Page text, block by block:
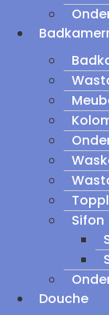
Sifon
Douche